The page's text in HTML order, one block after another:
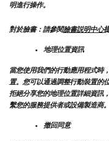
明進行操作。
對於臉書：請參閱臉書説明中心
地理位置資訊
當您使用我們的行動應用程式時
置。您可以通過調整行動裝置的
拒絕分享您的地理位置詳細資訊
繫您的服務提供者或設備製造商。
撤回同意